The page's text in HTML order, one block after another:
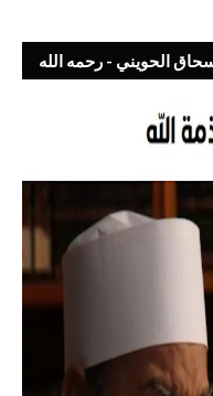
الحويني - رحمه الله